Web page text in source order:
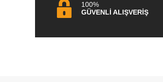
100%
GÜVENLİ ALIŞVERİŞ